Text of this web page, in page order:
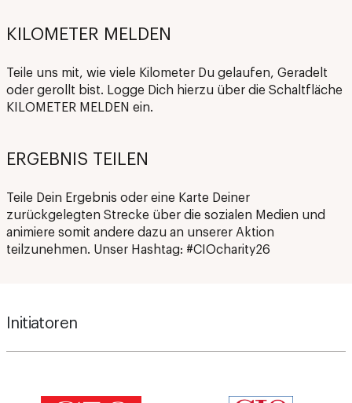
KILOMETER MELDEN
Teile uns mit, wie viele Kilometer Du gelaufen, Geradelt
oder gerollt bist. Logge Dich hierzu über die Schaltfläche
KILOMETER MELDEN ein.
ERGEBNIS TEILEN
Teile Dein Ergebnis oder eine Karte Deiner
zurückgelegten Strecke über die sozialen Medien und
animiere somit andere dazu an unserer Aktion
teilzunehmen. Unser Hashtag: #CIOcharity26
Initiatoren